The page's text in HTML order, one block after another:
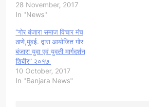
28 November, 2017
In "News"
​”गोर बंजारा समाज विचार मंच
ठाणे,मुंबई. द्वारा आयोजित गोर
बंजारा युवा एवं युवती मार्गदर्शन
शिबीर” २०१७
10 October, 2017
In "Banjara News"